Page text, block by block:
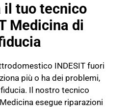
il tuo tecnico
Medicina di
INDESIT fuori
più o ha dei problemi,
Il nostro tecnico
esegue riparazioni